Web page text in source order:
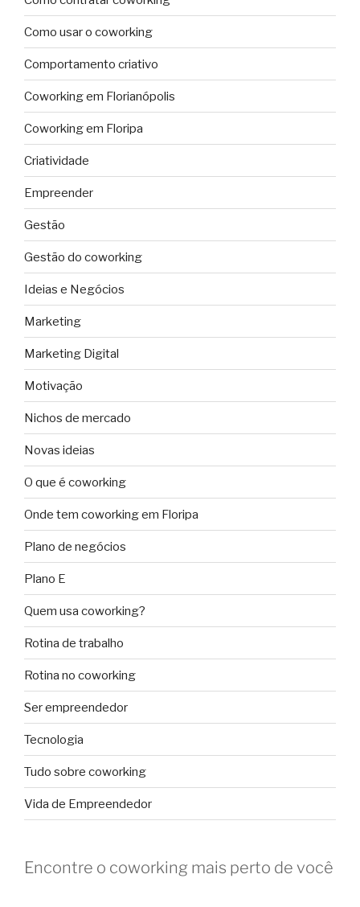
Como usar o coworking
Comportamento criativo
Coworking em Florianópolis
Coworking em Floripa
Criatividade
Empreender
Gestão
Gestão do coworking
Ideias e Negócios
Marketing
Marketing Digital
Motivação
Nichos de mercado
Novas ideias
O que é coworking
Onde tem coworking em Floripa
Plano de negócios
Plano E
Quem usa coworking?
Rotina de trabalho
Rotina no coworking
Ser empreendedor
Tecnologia
Tudo sobre coworking
Vida de Empreendedor
Encontre o coworking mais perto de você